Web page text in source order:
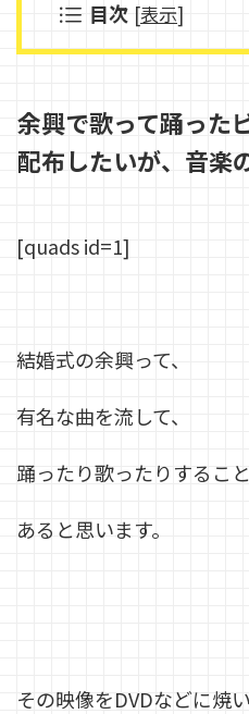
目次 [表示]
余興で歌って踊った
配布したいが、 音楽
[quads id=1]
結婚式の余興って、
有名な曲を流して、
踊ったり歌ったりするこ
あると思います。
その映像をDVDなどに焼い